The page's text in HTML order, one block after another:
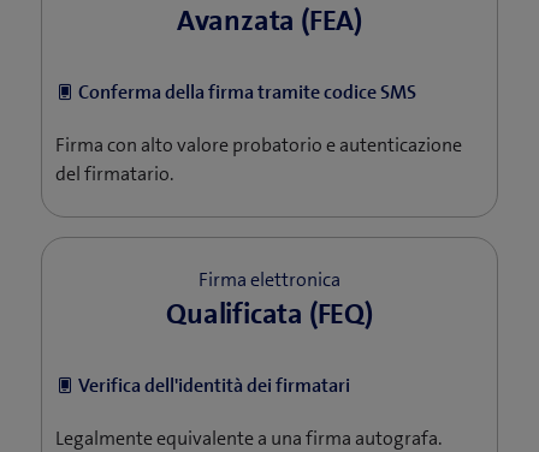
Avanzata (FEA)
​​ Conferma della firma tramite codice SMS
Firma con alto valore probatorio e autenticazione
del firmatario.
Firma elettronica
Qualificata (FEQ)
​​ Verifica dell'identità dei firmatari
Legalmente equivalente a una firma autografa.